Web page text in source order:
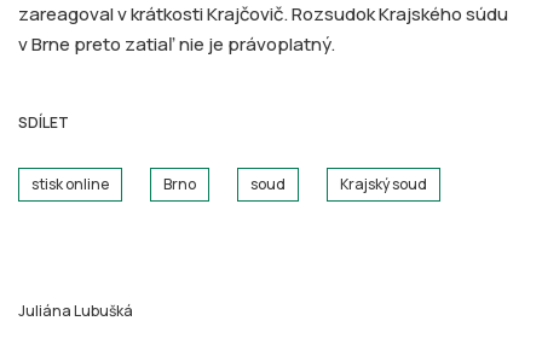
zareagoval v krátkosti Krajčovič. Rozsudok Krajského súdu
v Brne preto zatiaľ nie je právoplatný.
SDÍLET
stisk online Brno soud Krajský soud
Juliána Lubušká